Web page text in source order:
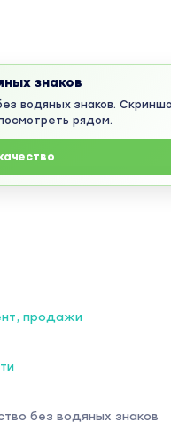
знаков
водяных знаков.
рядом.
продажи
без водяных знаков